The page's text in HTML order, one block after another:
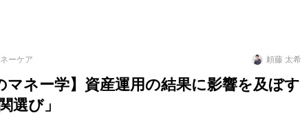
ーケア 頼藤 太希
マネー学】資産運用の結果に影響を及ぼす
選び」